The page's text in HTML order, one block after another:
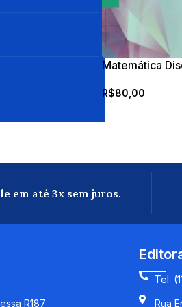
Matemática
R$80,00
em até 3x sem juros.
R187
Tel:
Rua